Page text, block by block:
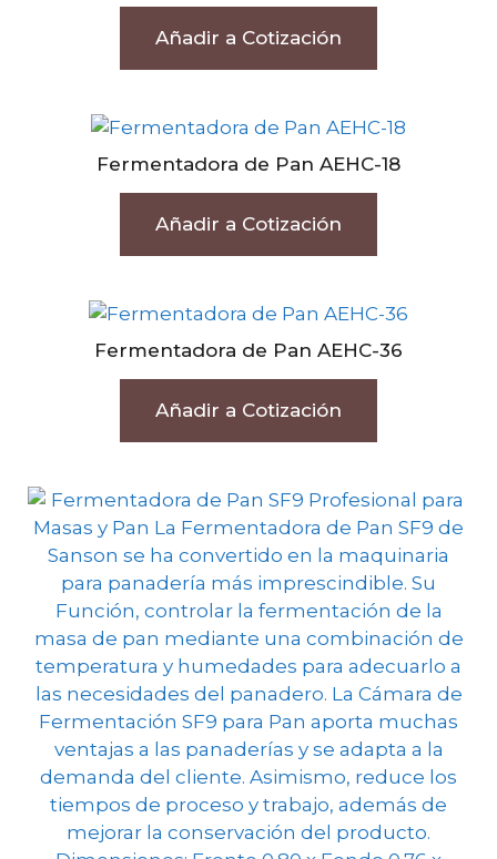
Añadir a Cotización
Fermentadora de Pan AEHC-18
Añadir a Cotización
Fermentadora de Pan AEHC-36
Añadir a Cotización